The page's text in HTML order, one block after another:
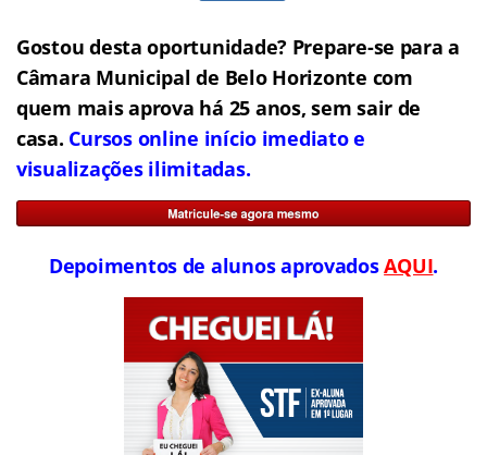
Gostou desta oportunidade? Prepare-se para a
Câmara Municipal de Belo Horizonte com
quem mais aprova há 25 anos, sem sair de
casa. Cursos online início imediato e
visualizações ilimitadas.
Depoimentos de alunos aprovadosAQUI.